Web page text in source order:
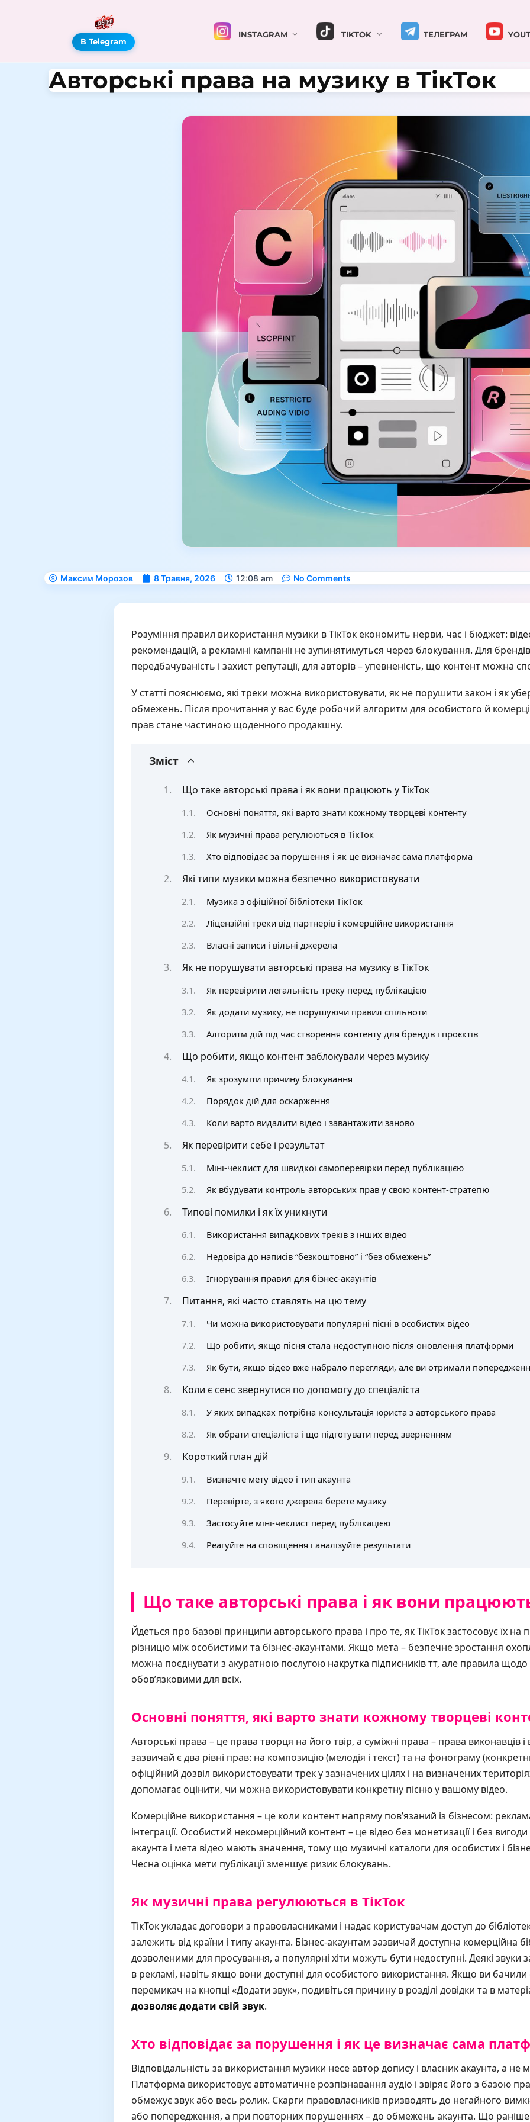
В Telegram
INSTAGRAM TIKTOK ТЕЛЕГРАМ
Авторські права на музику в ТікТок
Максим Морозов 8 Травня, 2026 12:08 am No Comments
Розуміння правил використання музики в ТікТок економить нерви, час і бюджет:
рекомендацій, а рекламні кампанії не зупинятимуться через блокування. Для
передбачуваність і захист репутації, для авторів – упевненість, що контент можна
У статті пояснюємо, які треки можна використовувати, як не порушити закон і як
обмежень. Після прочитання у вас буде робочий алгоритм для особистого й
прав стане частиною щоденного продакшну.
Зміст
Що таке авторські права і як вони працюють у ТікТок
Основні поняття, які варто знати кожному творцеві контенту
Як музичні права регулюються в ТікТок
Хто відповідає за порушення і як це визначає сама платформа
Які типи музики можна безпечно використовувати
Музика з офіційної бібліотеки ТікТок
Ліцензійні треки від партнерів і комерційне використання
Власні записи і вільні джерела
Як не порушувати авторські права на музику в ТікТок
Як перевірити легальність треку перед публікацією
Як додати музику, не порушуючи правил спільноти
Алгоритм дій під час створення контенту для брендів і проєктів
Що робити, якщо контент заблокували через музику
Як зрозуміти причину блокування
Порядок дій для оскарження
Коли варто видалити відео і завантажити заново
Як перевірити себе і результат
Міні-чеклист для швидкої самоперевірки перед публікацією
Як вбудувати контроль авторських прав у свою контент-стратегію
Типові помилки і як їх уникнути
Використання випадкових треків з інших відео
Недовіра до написів “безкоштовно” і “без обмежень”
Ігнорування правил для бізнес-акаунтів
Питання, які часто ставлять на цю тему
Чи можна використовувати популярні пісні в особистих відео
Що робити, якщо пісня стала недоступною після оновлення платформи
Як бути, якщо відео вже набрало перегляди, але ви отримали
Коли є сенс звернутися по допомогу до спеціаліста
У яких випадках потрібна консультація юриста з авторського права
Як обрати спеціаліста і що підготувати перед зверненням
Короткий план дій
Визначте мету відео і тип акаунта
Перевірте, з якого джерела берете музику
Застосуйте міні-чеклист перед публікацією
Реагуйте на сповіщення і аналізуйте результати
Що таке авторські права і як вони
Йдеться про базові принципи авторського права і про те, як ТікТок застосовує їх на
різницю між особистими та бізнес-акаунтами. Якщо мета – безпечне зростання
можна поєднувати з акуратною послугою накрутка підписників тт, але правила
обов’язковими для всіх.
Основні поняття, які варто знати кожному творцеві
Авторські права – це права творця на його твір, а суміжні права – права виконавців і
зазвичай є два рівні прав: на композицію (мелодія і текст) та на фонограму
офіційний дозвіл використовувати трек у зазначених цілях і на визначених
допомагає оцінити, чи можна використовувати конкретну пісню у вашому відео.
Комерційне використання – це коли контент напряму пов’язаний із бізнесом:
інтеграції. Особистий некомерційний контент – це відео без монетизації і без
акаунта і мета відео мають значення, тому що музичні каталоги для особистих і
Чесна оцінка мети публікації зменшує ризик блокувань.
Як музичні права регулюються в ТікТок
ТікТок укладає договори з правовласниками і надає користувачам доступ до
залежить від країни і типу акаунта. Бізнес-акаунтам зазвичай доступна комерційна
дозволеними для просування, а популярні хіти можуть бути недоступні. Деякі
в рекламі, навіть якщо вони доступні для особистого використання. Якщо ви
перемикач на кнопці «Додати звук», подивіться причину в розділі довідки та в
дозволяє додати свій звук.
Хто відповідає за порушення і як це визначає сама
Відповідальність за використання музики несе автор допису і власник акаунта, а
Платформа використовує автоматичне розпізнавання аудіо і звіряє його з базою
обмежує звук або весь ролик. Скарги правовласників призводять до негайного
або попередження, а при повторних порушеннях – до обмежень акаунта. Що раніше